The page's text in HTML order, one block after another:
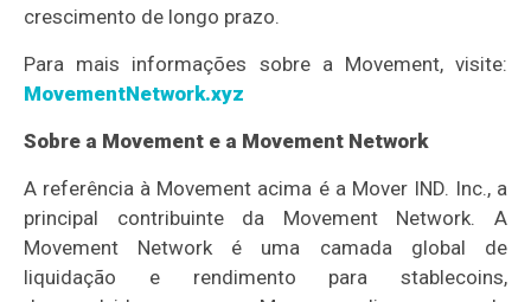
crescimento de longo prazo.
Para mais informações sobre a Movement, visite:
MovementNetwork.xyz
Sobre a Movement e a Movement Network
A referência à Movement acima é a Mover IND. Inc., a
principal contribuinte da Movement Network. A
Movement Network é uma camada global de
liquidação e rendimento para stablecoins,